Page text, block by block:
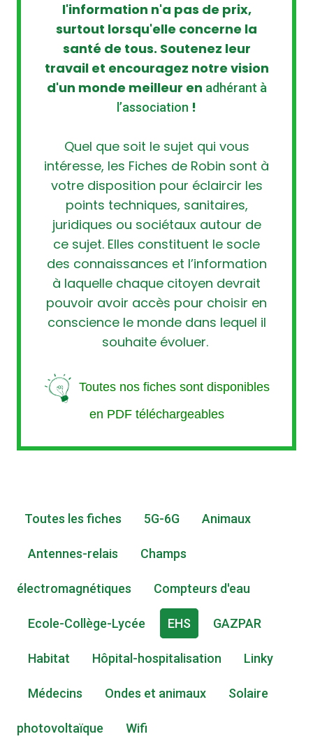
l'information n'a pas de prix,
surtout lorsqu'elle concerne la
santé de tous. Soutenez leur
travail et encouragez notre vision
d'un monde meilleur en adhérant à
l’association !
Quel que soit le sujet qui vous
intéresse, les Fiches de Robin sont à
votre disposition pour éclaircir les
points techniques, sanitaires,
juridiques ou sociétaux autour de
ce sujet. Elles constituent le socle
des connaissances et l’information
à laquelle chaque citoyen devrait
pouvoir avoir accès pour choisir en
conscience le monde dans lequel il
souhaite évoluer.
Toutes nos fiches sont disponibles
en PDF téléchargeables
Toutes les fiches 5G-6G Animaux
Antennes-relais Champs
électromagnétiques Compteurs d'eau
Ecole-Collège-Lycée EHS GAZPAR
Habitat Hôpital-hospitalisation Linky
Médecins Ondes et animaux Solaire
photovoltaïque Wifi